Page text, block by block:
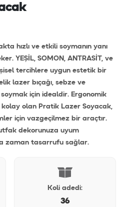
hızlı ve etkili soymanın yanı
YEŞİL, SOMON, ANTRASİT, ve
tercihlere uygun estetik bir
lazer bıçağı, sebze ve
için idealdir. Ergonomik
kolay olan Pratik Lazer Soyacak,
için vazgeçilmez bir araçtır.
dekorunuza uyum
zaman tasarrufu sağlar.
Koli adedi:
36